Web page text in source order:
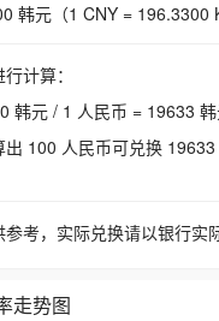
韩元（1 CNY = 196.3300
计算：
韩元 / 1 人民币 = 19633
出 100 人民币可兑换
考，实际兑换请以银行实
走势图